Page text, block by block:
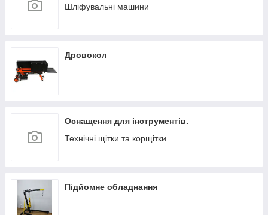
Шліфувальні машини
Дровокол
Оснащення для інструментів.
Технічні щітки та корщітки.
Підйомне обладнання